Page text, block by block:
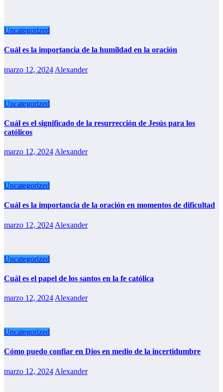
Uncategorized
Cuál es la importancia de la humildad en la oración
marzo 12, 2024 Alexander
Uncategorized
Cuál es el significado de la resurrección de Jesús para los
católicos
marzo 12, 2024 Alexander
Uncategorized
Cuál es la importancia de la oración en momentos de dificultad
marzo 12, 2024 Alexander
Uncategorized
Cuál es el papel de los santos en la fe católica
marzo 12, 2024 Alexander
Uncategorized
Cómo puedo confiar en Dios en medio de la incertidumbre
marzo 12, 2024 Alexander